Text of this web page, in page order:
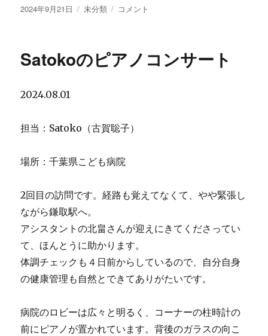
投
2024年9月21日
カ
ー
未分類
Satoko
ノ
ト
に
コメント
Satokoのピアノコンサート
2024.08.01
担当：Satoko（古賀聡子）
場所：千葉県こども病院
2回目の訪問です。経路も覚えてなくて、やや緊張し
ながら鎌取駅へ。
アシスタントの北畠さんが迎えにきてくださってい
て、ほんとうに助かります。
体調チェックも４日前からしているので、自分自身
の健康管理も自然とできてありがたいです。
病院のロビーは広々と明るく、コーナーの柱時計の
前にピアノが置かれています。背後のガラスの向こ